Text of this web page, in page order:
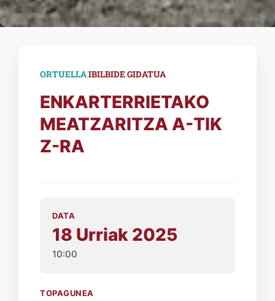
ORTUELLA|IBILBIDE GIDATUA
ENKARTERRIETAKO
MEATZARITZA A-TIK
Z-RA
DATA
18 Urriak 2025
10:00
TOPAGUNEA